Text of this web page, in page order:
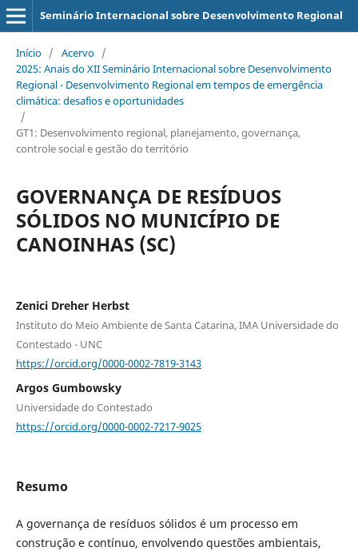
Seminário Internacional sobre Desenvolvimento Regional
Início / Acervo /
2025: Anais do XII Seminário Internacional sobre Desenvolvimento
Regional - Desenvolvimento Regional em tempos de emergência
climática: desafios e oportunidades
/
GT1: Desenvolvimento regional, planejamento, governança,
controle social e gestão do território
GOVERNANÇA DE RESÍDUOS
SÓLIDOS NO MUNICÍPIO DE
CANOINHAS (SC)
Zenici Dreher Herbst
Instituto do Meio Ambiente de Santa Catarina, IMA Universidade do
Contestado - UNC
https://orcid.org/0000-0002-7819-3143
Argos Gumbowsky
Universidade do Contestado
https://orcid.org/0000-0002-7217-9025
Resumo
A governança de resíduos sólidos é um processo em
construção e contínuo, envolvendo questões ambientais,